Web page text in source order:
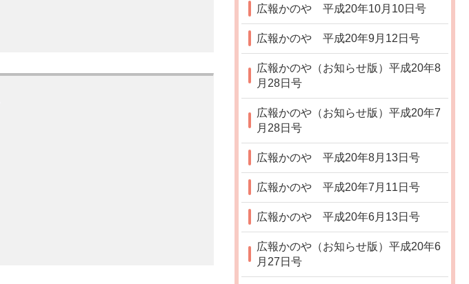
広報かのや 平成20年10月10日号
広報かのや 平成20年9月12日号
広報かのや（お知らせ版）平成20年8
月28日号
広報かのや（お知らせ版）平成20年7
月28日号
広報かのや 平成20年8月13日号
広報かのや 平成20年7月11日号
広報かのや 平成20年6月13日号
広報かのや（お知らせ版）平成20年6
月27日号